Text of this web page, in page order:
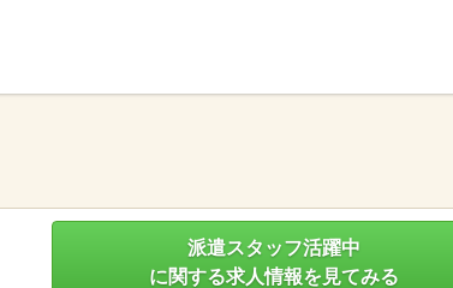
派遣スタッフ活躍中
に関する求人情報を見てみる